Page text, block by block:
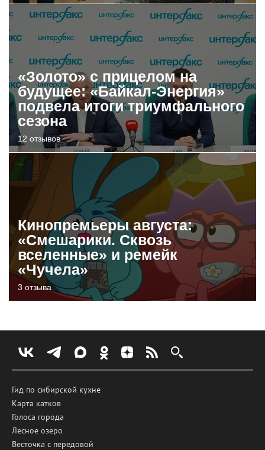
«Золото» с прицелом на
будущее: «Байкал-Энергия»
подвела итоги триумфального
сезона
12 отзывов
Кинопремьеры августа:
«Смешарики. Сквозь
вселенные» и ремейк
«Чучела»
3 отзыва
Гид по сибирской кухне
Карта катков
Голоса города
Лесное озеро
Весточка с передовой